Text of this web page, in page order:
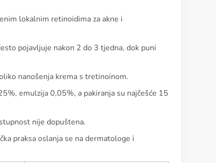
lokalnim retinoidima za akne i
pojavljuje nakon 2 do 3 tjedna, dok puni
nanošenja krema s tretinoinom.
emulzija 0,05%, a pakiranja su najčešće 15
nije dopuštena.
praksa oslanja se na dermatologe i